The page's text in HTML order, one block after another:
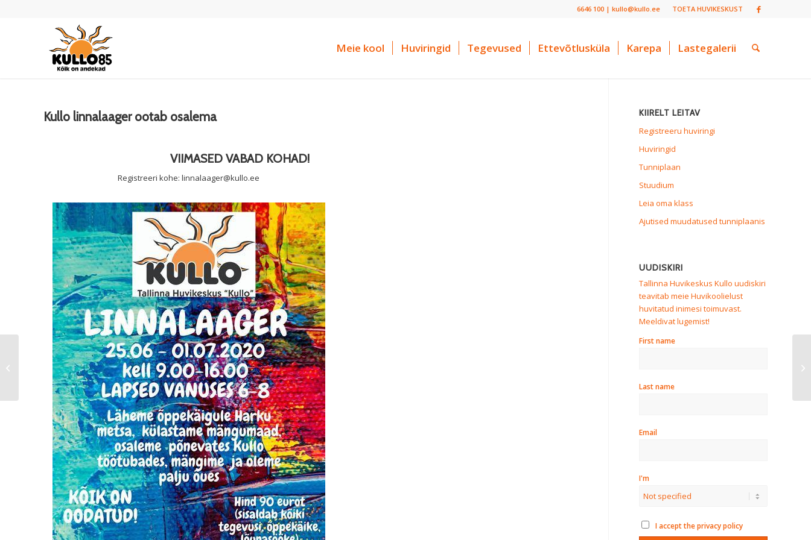
TOETA HUVIKESKUST
6646 100 | kullo@kullo.ee
Meie kool Huviringid Tegevused Ettevõtlusküla Karepa Lastegalerii
Kullo linnalaager ootab osalema
VIIMASED VABAD KOHAD!
Registreeri kohe: linnalaager@kullo.ee
KIIRELT LEITAV
Registreeru huviringi
Huviringid
Tunniplaan
Stuudium
Leia oma klass
Ajutised muudatused tunniplaanis
UUDISKIRI
Tallinna Huvikeskus Kullo uudiskiri
teavitab meie Huvikoolielust
huvitatud inimesi toimuvast.
Meeldivat lugemist!
First name
Last name
Email
I'm
I accept the privacy policy
Avatud on Kullo joonistamise- ja
maalimise kursuse ülevaatenäitus